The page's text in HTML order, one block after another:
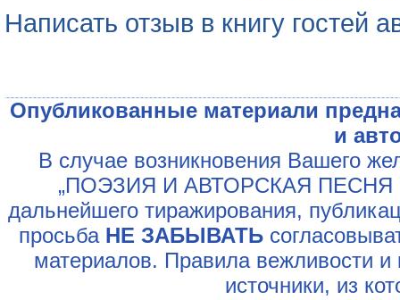
Написать отзыв в книгу гостей
Опубликованные материали
и
В случае возникновения Вашего
„ПОЭЗИЯ И АВТОРСКАЯ ПЕСНЯ
дальнейшего тиражирования,
просьба НЕ ЗАБЫВАТЬ
материалов. Правила вежливости и
источники, из